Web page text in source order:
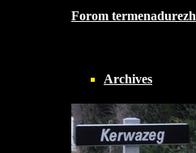
Forom termenadurezh
Archives